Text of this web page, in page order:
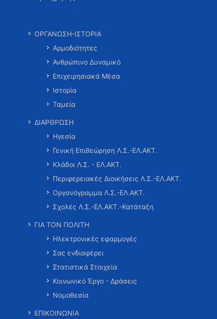
ΟΡΓΑΝΩΣΗ-ΙΣΤΟΡΙΑ
Αρμοδιότητες
Ανθρώπινο Δυναμικό
Επιχειρησιακά Μέσα
Ιστορία
Ταμεία
ΔΙΑΡΘΡΩΣΗ
Ηγεσία
Γενική Επιθεώρηση Λ.Σ.-ΕΛ.ΑΚΤ.
Κλάδοι Λ.Σ. - ΕΛ.ΑΚΤ.
Περιφερειακές Διοικήσεις Λ.Σ.-ΕΛ.ΑΚΤ.
Οργανόγραμμα Λ.Σ.-ΕΛ.ΑΚΤ.
Σχολές Λ.Σ.-ΕΛ.ΑΚΤ.-Κατάταξη
ΓΙΑ ΤΟΝ ΠΟΛΙΤΗ
Ηλεκτρονικές εφαρμογές
Σας ενδιαφέρει
Στατιστικά Στοιχεία
Κοινωνικό Έργο - Δράσεις
Νομοθεσία
ΕΠΙΚΟΙΝΩΝΙΑ